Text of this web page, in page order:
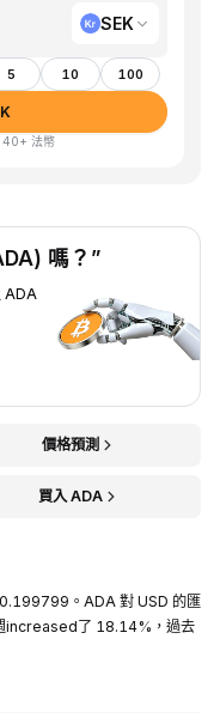
SEK
5 10 100
40+ 法幣
嗎？”
ADA
價格預測
買入 ADA
。ADA 對 USD 的匯
increased了 18.14%，過去